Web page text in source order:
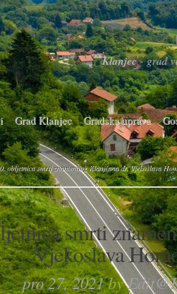
Klanjec- grad
Grad Klanjec Gradska uprava
obljetnica smrti znamenitog Klanjčana dr. Vjekoslava
smrti
Vjekoslava
pro 27, 2021by